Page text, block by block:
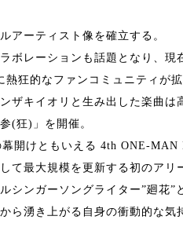
アーティスト像を確立する。
ボレーションも話題となり、現
狂的なファンコミュニティが拡
ザキイオリと生み出した楽曲は
(狂)」を開催。
開けともいえる 4th ONE-
て最大規模を更新する初のアリ
シンガーソングライター”廻花”
ら湧き上がる自身の衝動的な気